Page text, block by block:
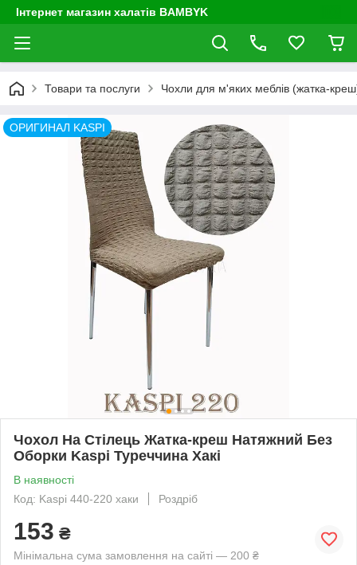
Інтернет магазин халатів BAMBYK
Товари та послуги Чохли для м'яких меблів (жатка-
ОРИГИНАЛ KASPI
Чохол На Стілець Жатка-креш Натяжний Без
Оборки Kaspi Туреччина Хакі
В наявності
Код: Kaspi 440-220 хаки
Роздріб
153 ₴
Мінімальна сума замовлення на сайті — 200 ₴